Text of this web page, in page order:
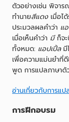
ตัวอย่างเช่น พิจาร
ทำนายสีแดงเมื่อไ
ประมวลผลคำว่า แ
เมื่อเห็นคำว่า มีก็จ
ทั้งหมด: แอปเปิ้ลมี
เพื่อความแม่นยำที่ดี
พูด การแปลภาษาด้
อ่านเกี่ยวกับการแป
การฝึกอบรม